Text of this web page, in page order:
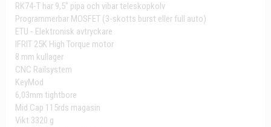
RK74-T har 9,5" pipa och vibar teleskopkolv
Programmerbar MOSFET (3-skotts burst eller full auto)
ETU - Elektronisk avtryckare
IFRIT 25K High Torque motor
8 mm kullager
CNC Railsystem
KeyMod
6,03mm tightbore
Mid Cap 115rds magasin
Vikt 3320 g